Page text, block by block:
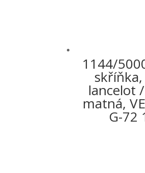
1144/
lancelot
matná,
G-72